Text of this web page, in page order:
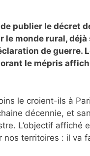
publier le décret
le monde rural,
de guerre.
le mépris
le croient-ils à
décennie, et
L’objectif affiché
nos territoires : il va